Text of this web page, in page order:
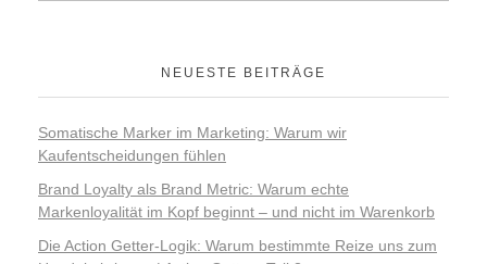
NEUESTE BEITRÄGE
Somatische Marker im Marketing: Warum wir
Kaufentscheidungen fühlen
Brand Loyalty als Brand Metric: Warum echte
Markenloyalität im Kopf beginnt – und nicht im Warenkorb
Die Action Getter-Logik: Warum bestimmte Reize uns zum